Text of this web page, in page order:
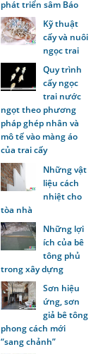
phát triển sâm Báo
Kỹ thuật
cấy và nuôi
ngọc trai
Quy trình
cấy ngọc
trai nước
ngọt theo phương
pháp ghép nhân và
mô tế vào màng áo
của trai cấy
Những vật
liệu cách
nhiệt cho
tòa nhà
Những lợi
ích của bê
tông phủ
trong xây dựng
Sơn hiệu
ứng, sơn
giả bê tông
phong cách mới
“sang chảnh”